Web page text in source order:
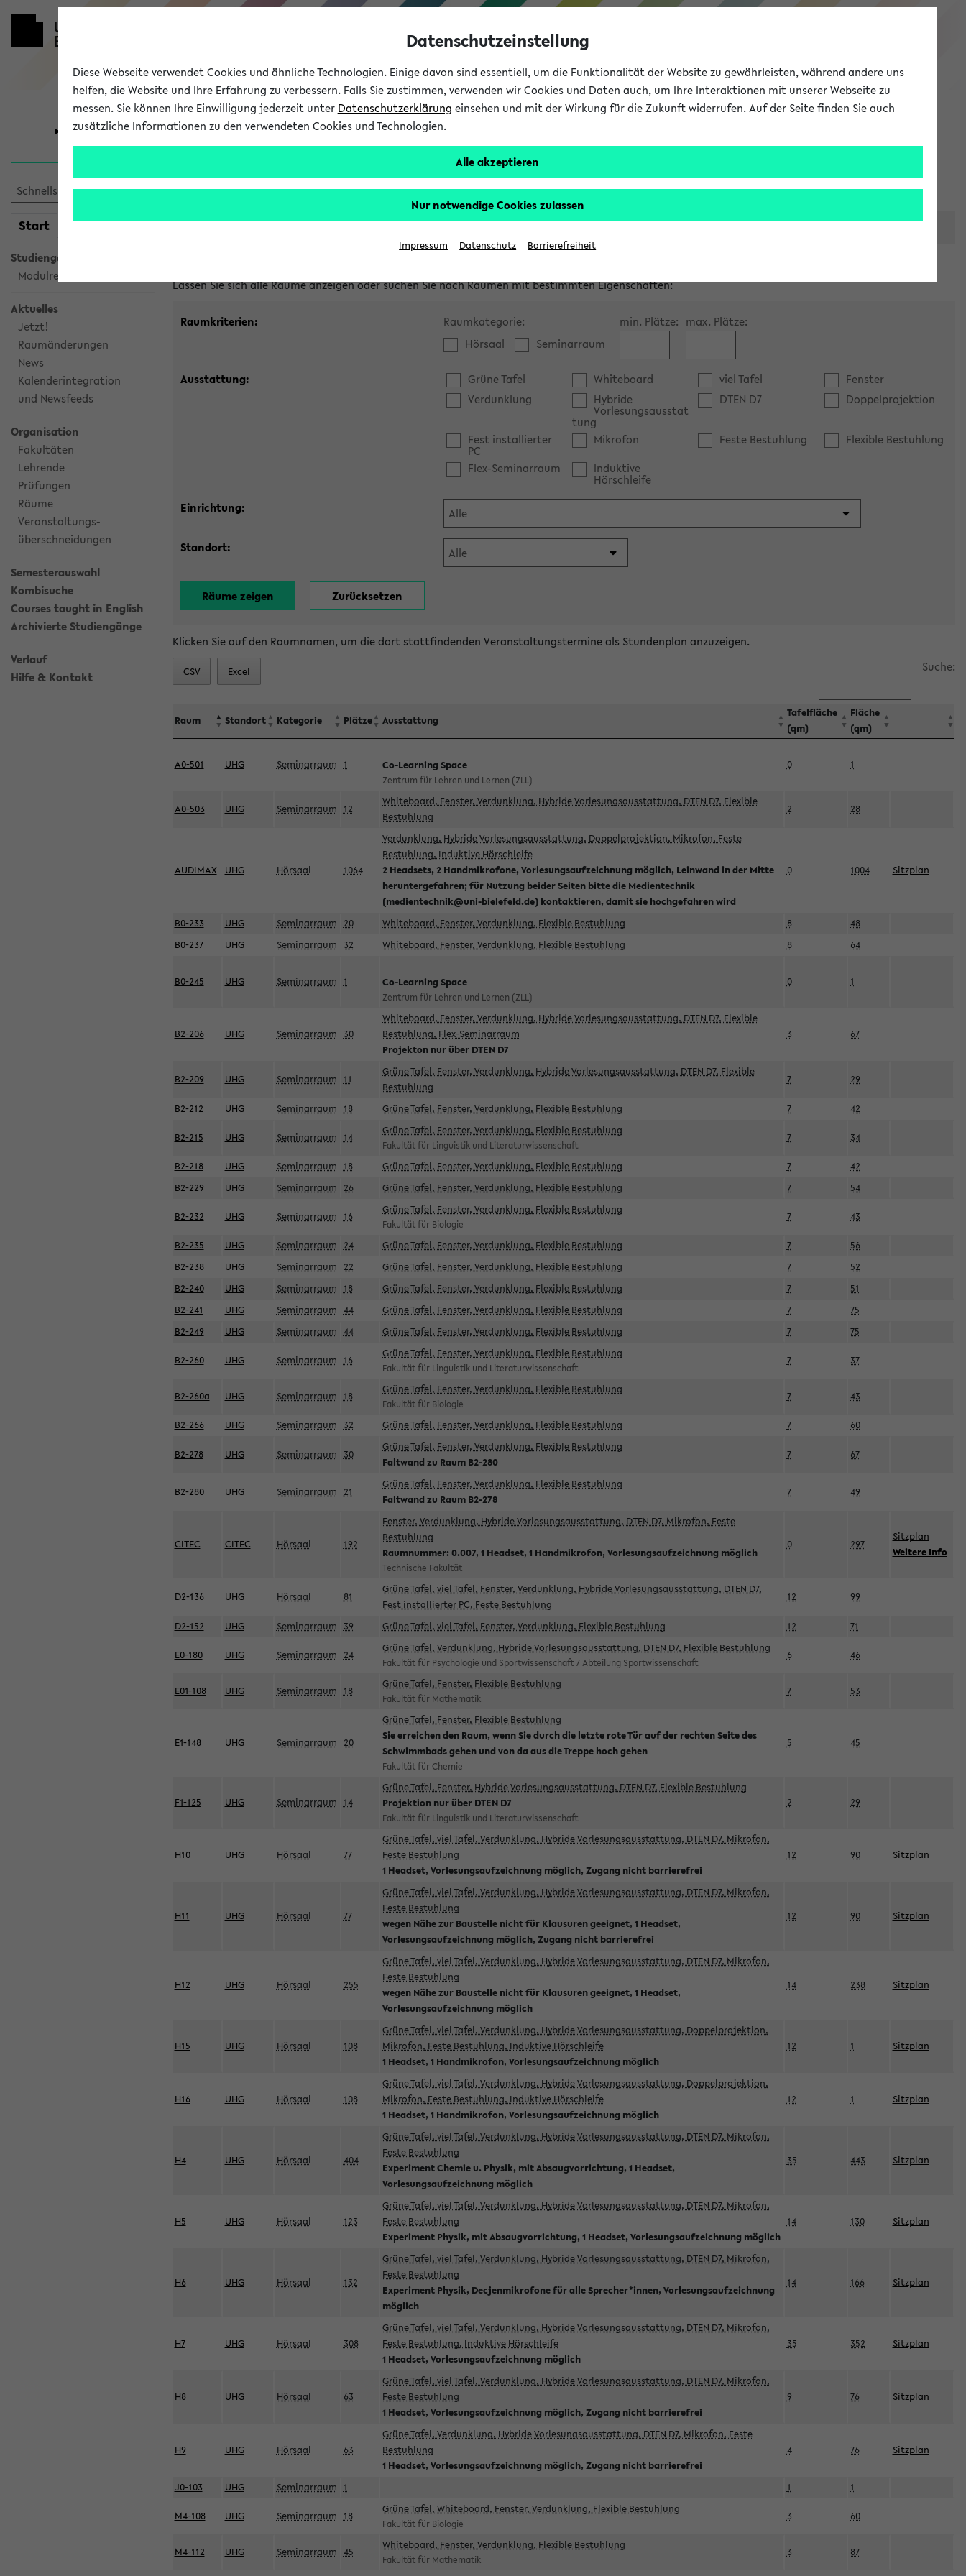
eKVV
Universität Forschung Studium
Start meineKVV
Studiengangsauswahl
Modulrecherche
Aktuelles
Jetzt!
Raumänderungen
News
Kalenderintegration
und Newsfeeds
Organisation
Fakultäten
Lehrende
Prüfungen
Räume
Veranstaltungs-
überschneidungen
Semesterauswahl
Kombisuche
Courses taught in English
Archivierte Studiengänge
Verlauf
Hilfe & Kontakt
Im eKVV verwaltete Räume
Lassen Sie sich alle Räume anzeigen oder suchen Sie nach Räumen mit bestimmten Eigenschaften:
Raumkriterien:
Raumkategorie:
Hörsaal
Seminarraum
min. Plätze: max. Plätze:
Ausstattung: Grüne Tafel Whiteboard viel Tafel
Fenster
Verdunklung
Hybride
Vorlesungsausstat
tung
DTEN D7 Doppelprojektion
Fest installierter
PC
Mikrofon Feste Bestuhlung
Flexible Bestuhlung
Flex-Seminarraum
Induktive
Hörschleife
Einrichtung:
Standort:
Klicken Sie auf den Raumnamen, um die dort stattfindenden Veranstaltungstermine als Stundenplan anzuzeigen.
CSV Excel Suche:
Raum Standort Kategorie Plätze Ausstattung
Tafelfläche
(qm)
Fläche
(qm)
A0-501 UHG Seminarraum 1 Co-Learning Space
Zentrum für Lehren und Lernen (ZLL)
0 1
A0-503 UHG Seminarraum 12
Whiteboard, Fenster, Verdunklung, Hybride Vorlesungsausstattung, DTEN D7, Flexible
Bestuhlung
2 28
AUDIMAX UHG Hörsaal 1064
Verdunklung, Hybride Vorlesungsausstattung, Doppelprojektion, Mikrofon, Feste
Bestuhlung, Induktive Hörschleife
2 Headsets, 2 Handmikrofone, Vorlesungsaufzeichnung möglich, Leinwand in der Mitte
heruntergefahren; für Nutzung beider Seiten bitte die Medientechnik
(medientechnik@uni-bielefeld.de) kontaktieren, damit sie hochgefahren wird
0 1004 Sitzplan
B0-233 UHG Seminarraum 20 Whiteboard, Fenster, Verdunklung, Flexible Bestuhlung 8
48
B0-237
UHG Seminarraum 32 Whiteboard, Fenster, Verdunklung, Flexible Bestuhlung 8 64
B0-245 UHG Seminarraum 1 Co-Learning Space
Zentrum für Lehren und Lernen (ZLL)
0 1
B2-206 UHG Seminarraum 30
Whiteboard, Fenster, Verdunklung, Hybride Vorlesungsausstattung, DTEN D7, Flexible
Bestuhlung, Flex-Seminarraum
Projekton nur über DTEN D7
3 67
B2-209 UHG Seminarraum 11
Grüne Tafel, Fenster, Verdunklung, Hybride Vorlesungsausstattung, DTEN D7, Flexible
Bestuhlung
7 29
B2-212 UHG Seminarraum 18 Grüne Tafel, Fenster, Verdunklung, Flexible Bestuhlung 7 42
B2-215 UHG Seminarraum 14
Grüne Tafel, Fenster, Verdunklung, Flexible Bestuhlung
Fakultät für Linguistik und Literaturwissenschaft
7 34
B2-218 UHG Seminarraum 18 Grüne Tafel, Fenster, Verdunklung, Flexible Bestuhlung 7
42
B2-229
UHG Seminarraum 26 Grüne Tafel, Fenster, Verdunklung, Flexible Bestuhlung 7 54
B2-232 UHG Seminarraum 16
Grüne Tafel, Fenster, Verdunklung, Flexible Bestuhlung
Fakultät für Biologie
7 43
B2-235 UHG Seminarraum 24 Grüne Tafel, Fenster, Verdunklung, Flexible Bestuhlung 7
56
B2-238
UHG Seminarraum 22 Grüne Tafel, Fenster, Verdunklung, Flexible Bestuhlung 7
52
B2-240
UHG Seminarraum 18 Grüne Tafel, Fenster, Verdunklung, Flexible Bestuhlung 7
51
B2-241
UHG Seminarraum 44 Grüne Tafel, Fenster, Verdunklung, Flexible Bestuhlung 7
75
B2-249
UHG Seminarraum 44 Grüne Tafel, Fenster, Verdunklung, Flexible Bestuhlung 7 75
B2-260 UHG Seminarraum 16
Grüne Tafel, Fenster, Verdunklung, Flexible Bestuhlung
Fakultät für Linguistik und Literaturwissenschaft
7 37
B2-260a UHG Seminarraum 18
Grüne Tafel, Fenster, Verdunklung, Flexible Bestuhlung
Fakultät für Biologie
7 43
B2-266 UHG Seminarraum 32 Grüne Tafel, Fenster, Verdunklung, Flexible Bestuhlung 7 60
B2-278 UHG Seminarraum 30
Grüne Tafel, Fenster, Verdunklung, Flexible Bestuhlung
Faltwand zu Raum B2-280
7 67
B2-280 UHG Seminarraum 21
Grüne Tafel, Fenster, Verdunklung, Flexible Bestuhlung
Faltwand zu Raum B2-278
7 49
CITEC CITEC Hörsaal 192
Fenster, Verdunklung, Hybride Vorlesungsausstattung, DTEN D7, Mikrofon, Feste
Bestuhlung
Raumnummer: 0.007, 1 Headset, 1 Handmikrofon, Vorlesungsaufzeichnung möglich
Technische Fakultät
0 297
Sitzplan
Weitere Info
D2-136 UHG Hörsaal 81
Grüne Tafel, viel Tafel, Fenster, Verdunklung, Hybride Vorlesungsausstattung, DTEN D7,
Fest installierter PC, Feste Bestuhlung
12 99
D2-152 UHG Seminarraum 39 Grüne Tafel, viel Tafel, Fenster, Verdunklung, Flexible Bestuhlung 12 71
E0-180 UHG Seminarraum 24
Grüne Tafel, Verdunklung, Hybride Vorlesungsausstattung, DTEN D7, Flexible Bestuhlung
Fakultät für Psychologie und Sportwissenschaft / Abteilung Sportwissenschaft
6 46
E01-108 UHG Seminarraum 18
Grüne Tafel, Fenster, Flexible Bestuhlung
Fakultät für Mathematik
7 53
E1-148 UHG Seminarraum 20
Grüne Tafel, Fenster, Flexible Bestuhlung
Sie erreichen den Raum, wenn Sie durch die letzte rote Tür auf der rechten Seite des
Schwimmbads gehen und von da aus die Treppe hoch gehen
Fakultät für Chemie
5 45
F1-125 UHG Seminarraum 14
Grüne Tafel, Fenster, Hybride Vorlesungsausstattung, DTEN D7, Flexible Bestuhlung
Projektion nur über DTEN D7
Fakultät für Linguistik und Literaturwissenschaft
2 29
H10 UHG Hörsaal 77
Grüne Tafel, viel Tafel, Verdunklung, Hybride Vorlesungsausstattung, DTEN D7, Mikrofon,
Feste Bestuhlung
1 Headset, Vorlesungsaufzeichnung möglich, Zugang nicht barrierefrei
12 90 Sitzplan
H11 UHG Hörsaal 77
Grüne Tafel, viel Tafel, Verdunklung, Hybride Vorlesungsausstattung, DTEN D7, Mikrofon,
Feste Bestuhlung
wegen Nähe zur Baustelle nicht für Klausuren geeignet, 1 Headset,
Vorlesungsaufzeichnung möglich, Zugang nicht barrierefrei
12 90 Sitzplan
H12 UHG Hörsaal 255
Grüne Tafel, viel Tafel, Verdunklung, Hybride Vorlesungsausstattung, DTEN D7, Mikrofon,
Feste Bestuhlung
wegen Nähe zur Baustelle nicht für Klausuren geeignet, 1 Headset,
Vorlesungsaufzeichnung möglich
14 238 Sitzplan
H15 UHG Hörsaal 108
Grüne Tafel, viel Tafel, Verdunklung, Hybride Vorlesungsausstattung, Doppelprojektion,
Mikrofon, Feste Bestuhlung, Induktive Hörschleife
1 Headset, 1 Handmikrofon, Vorlesungsaufzeichnung möglich
12 1 Sitzplan
H16 UHG Hörsaal 108
Grüne Tafel, viel Tafel, Verdunklung, Hybride Vorlesungsausstattung, Doppelprojektion,
Mikrofon, Feste Bestuhlung, Induktive Hörschleife
1 Headset, 1 Handmikrofon, Vorlesungsaufzeichnung möglich
12 1 Sitzplan
H4 UHG Hörsaal 404
Grüne Tafel, viel Tafel, Verdunklung, Hybride Vorlesungsausstattung, DTEN D7, Mikrofon,
Feste Bestuhlung
Experiment Chemie u. Physik, mit Absaugvorrichtung, 1 Headset,
Vorlesungsaufzeichnung möglich
35 443 Sitzplan
H5 UHG Hörsaal 123
Grüne Tafel, viel Tafel, Verdunklung, Hybride Vorlesungsausstattung, DTEN D7, Mikrofon,
Feste Bestuhlung
Experiment Physik, mit Absaugvorrichtung, 1 Headset, Vorlesungsaufzeichnung möglich
14 130 Sitzplan
H6 UHG Hörsaal 132
Grüne Tafel, viel Tafel, Verdunklung, Hybride Vorlesungsausstattung, DTEN D7, Mikrofon,
Feste Bestuhlung
Experiment Physik, Decjenmikrofone für alle Sprecher*innen, Vorlesungsaufzeichnung
möglich
14 166 Sitzplan
H7 UHG Hörsaal 308
Grüne Tafel, viel Tafel, Verdunklung, Hybride Vorlesungsausstattung, DTEN D7, Mikrofon,
Feste Bestuhlung, Induktive Hörschleife
1 Headset, Vorlesungsaufzeichnung möglich
35 352 Sitzplan
H8 UHG Hörsaal 63
Grüne Tafel, viel Tafel, Verdunklung, Hybride Vorlesungsausstattung, DTEN D7, Mikrofon,
Feste Bestuhlung
1 Headset, Vorlesungsaufzeichnung möglich, Zugang nicht barrierefrei
9 76 Sitzplan
H9 UHG Hörsaal 63
Grüne Tafel, Verdunklung, Hybride Vorlesungsausstattung, DTEN D7, Mikrofon, Feste
Bestuhlung
1 Headset, Vorlesungsaufzeichnung möglich, Zugang nicht barrierefrei
4 76 Sitzplan
J0-103 UHG Seminarraum 1 1 1
M4-108 UHG Seminarraum 18
Grüne Tafel, Whiteboard, Fenster, Verdunklung, Flexible Bestuhlung
Fakultät für Biologie
3 60
M4-112 UHG Seminarraum 45
Whiteboard, Fenster, Verdunklung, Flexible Bestuhlung
Fakultät für Mathematik
3 87
Datenschutzeinstellung
Diese Webseite verwendet Cookies und ähnliche Technologien. Einige davon sind essentiell, um die Funktionalität der Website zu gewährleisten, während andere uns
helfen, die Website und Ihre Erfahrung zu verbessern. Falls Sie zustimmen, verwenden wir Cookies und Daten auch, um Ihre Interaktionen mit unserer Webseite zu
messen. Sie können Ihre Einwilligung jederzeit unter Datenschutzerklärung einsehen und mit der Wirkung für die Zukunft widerrufen. Auf der Seite finden Sie auch
zusätzliche Informationen zu den verwendeten Cookies und Technologien.
Alle akzeptieren
Nur notwendige Cookies zulassen
Impressum Datenschutz Barrierefreiheit